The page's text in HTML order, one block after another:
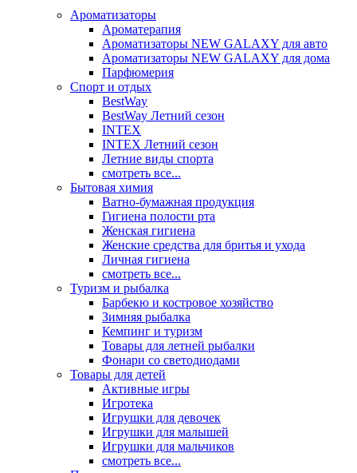
Ароматизаторы
Ароматерапия
Ароматизаторы NEW GALAXY для авто
Ароматизаторы NEW GALAXY для дома
Парфюмерия
Спорт и отдых
BestWay
BestWay Летний сезон
INTEX
INTEX Летний сезон
Летние виды спорта
смотреть все...
Бытовая химия
Ватно-бумажная продукция
Гигиена полости рта
Женская гигиена
Женские средства для бритья и ухода
Личная гигиена
смотреть все...
Туризм и рыбалка
Барбекю и костровое хозяйство
Зимняя рыбалка
Кемпинг и туризм
Товары для летней рыбалки
Фонари со светодиодами
Товары для детей
Активные игры
Игротека
Игрушки для девочек
Игрушки для малышей
Игрушки для мальчиков
смотреть все...